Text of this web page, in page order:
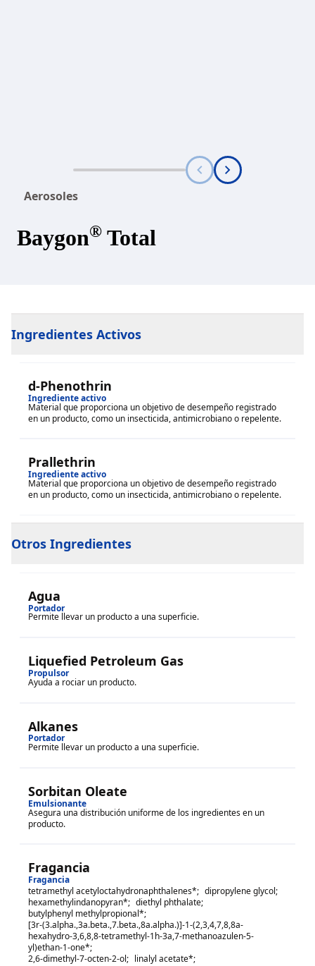
Aerosoles
Baygon® Total
Ingredientes Activos
d-Phenothrin
Ingrediente activo
Material que proporciona un objetivo de desempeño registrado
en un producto, como un insecticida, antimicrobiano o repelente.
Prallethrin
Ingrediente activo
Material que proporciona un objetivo de desempeño registrado
en un producto, como un insecticida, antimicrobiano o repelente.
Otros Ingredientes
Agua
Portador
Permite llevar un producto a una superficie.
Liquefied Petroleum Gas
Propulsor
Ayuda a rociar un producto.
Alkanes
Portador
Permite llevar un producto a una superficie.
Sorbitan Oleate
Emulsionante
Asegura una distribución uniforme de los ingredientes en un
producto.
Fragancia
Fragancia
tetramethyl acetyloctahydronaphthalenes*; dipropylene glycol;
hexamethylindanopyran*; diethyl phthalate;
butylphenyl methylpropional*;
[3r-(3.alpha.,3a.beta.,7.beta.,8a.alpha.)]-1-(2,3,4,7,8,8a-
hexahydro-3,6,8,8-tetramethyl-1h-3a,7-methanoazulen-5-
yl)ethan-1-one*;
2,6-dimethyl-7-octen-2-ol; linalyl acetate*;